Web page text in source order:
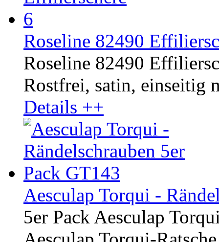
Roseline 82490
Roseline 82490
Rostfrei, satin, einseitig
Details ++
Aesculap Torqui -
5er Pack Aesculap